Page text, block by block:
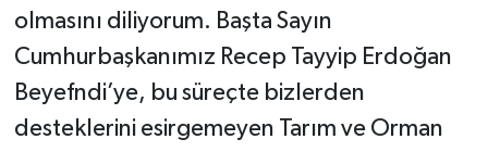
olmasını diliyorum. Başta Sayın
Cumhurbaşkanımız Recep Tayyip Erdoğan
Beyefndi’ye, bu süreçte bizlerden
desteklerini esirgemeyen Tarım ve Orman